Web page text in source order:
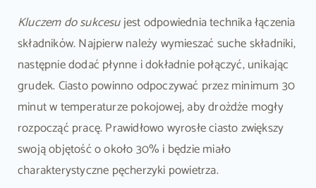
Kluczem do sukcesujest odpowiednia technika łączenia
składników. Najpierw należy wymieszać suche składniki,
następnie dodać płynne i dokładnie połączyć, unikając
grudek. Ciasto powinno odpoczywać przez minimum 30
minut w temperaturze pokojowej, aby drożdże mogły
rozpocząć pracę. Prawidłowo wyrosłe ciasto zwiększy
swoją objętość o około 30% i będzie miało
charakterystyczne pęcherzyki powietrza.